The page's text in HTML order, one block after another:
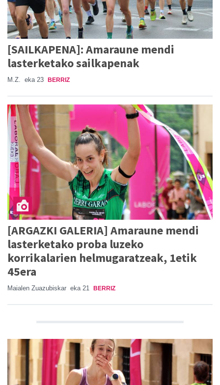
[SAILKAPENA]: Amaraune mendi
lasterketako sailkapenak
M.Z. eka 23 BERRIZ
[ARGAZKI GALERIA] Amaraune mendi
lasterketako proba luzeko
korrikalarien helmugaratzeak, 1etik
45era
Maialen Zuazubiskar eka 21 BERRIZ